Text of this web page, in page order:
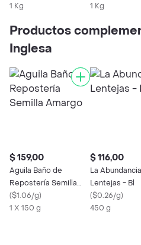
1 Kg
1 Kg
Productos
Inglesa
$ 159,00
Aguila Baño de
Repostería Semilla
Amargo
($1.06/g)
1 X 150 g
$ 116,00
La Abundancia
Lentejas - Bl
($0.26/g)
450 g